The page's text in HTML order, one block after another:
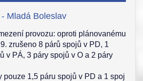
Mladá Boleslav
provozu: oproti plánovanému
zrušeno 8 párů spojů v PD, 1
v PÁ, 3 páry spojů v O a 2 páry
pouze 1,5 páru spojů v PD a 1 spoj